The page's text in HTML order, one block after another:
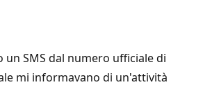
un SMS dal numero ufficiale di
mi informavano di un'attività